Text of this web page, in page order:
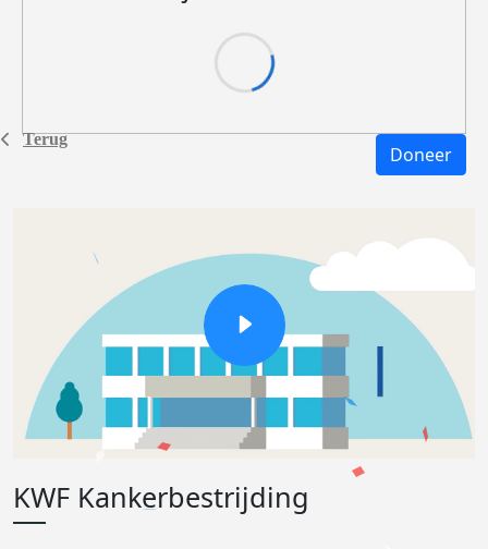
Terug
Doneer
KWF Kankerbestrijding